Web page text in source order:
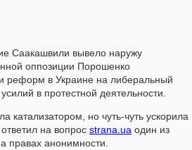
Саакашвили вывело наружу
оппозиции Порошенко
реформ в Украине на либеральный
в протестной деятельности.
катализатором, но чуть-чуть ускорила
на вопрос strana.ua один из
правах анонимности.